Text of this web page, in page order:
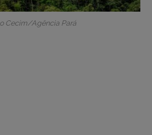
Cecim/Agência Pará